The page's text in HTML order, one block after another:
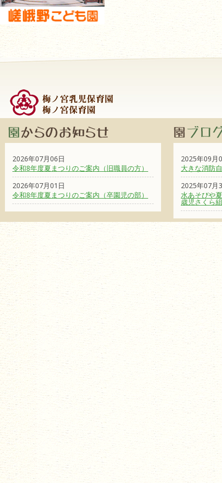
2026年07月06日
令和8年度夏まつりのご案内（旧職員の方）
2026年07月01日
令和8年度夏まつりのご案内（卒園児の部）
2025年09月
大きな消防
2025年07月
水あそびや
歳児さくら